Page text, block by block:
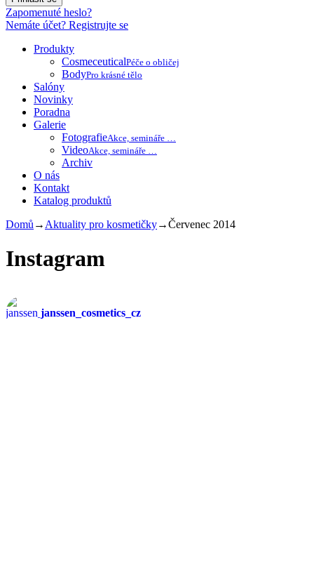
Zapomenuté heslo?
Nemáte účet? Registrujte se
Produkty
CosmeceuticalPéče o obličej
BodyPro krásné tělo
Salóny
Novinky
Poradna
Galerie
FotografieAkce, semináře …
VideoAkce, semináře …
Archiv
O nás
Kontakt
Katalog produktů
Domů → Aktuality pro kosmetičky→Červenec 2014
Instagram
janssen_cosmetics_cz